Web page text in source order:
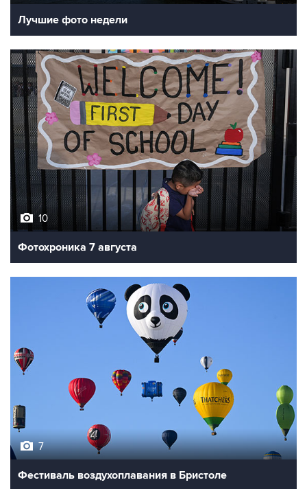
Лучшие фото недели
10
Фотохроника 7 августа
7
Фестиваль воздухоплавания в Бристоле